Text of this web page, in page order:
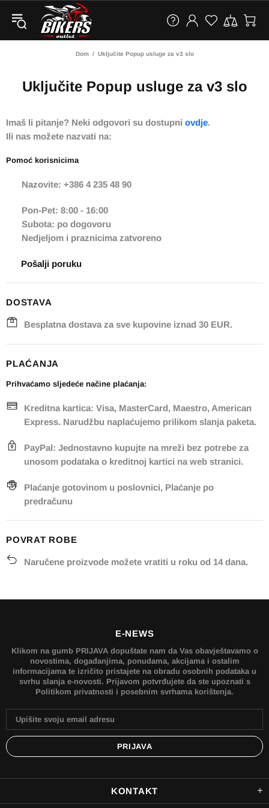
Dom Uključite Popup usluge za v3 slo
Uključite Popup usluge za v3 slo
Imaš li pitanje? Neki odgovori su dostupni ovdje.
Ili nas možete nazvati na:
Pomoć korisnicima
Nazovite: +386 4 235 48 90
Pon-Pet: 8:00 - 16:00
Subota: po dogovoru
Nedjeljom i praznicima zatvoreno
Pošalji poruku
DOSTAVA
Besplatna dostava za sve kupovine iznad 30 EUR.
PLAĆANJA
Prihvaćamo sljedeće načine plaćanja:
Kreditna kartica: Visa, MasterCard, Maestro, American
Express. Narudžbu naplaćujemo prilikom slanja paketa.
PayPal: Jednostavno kupujte na mreži bez potrebe za
unosom podataka o kreditnoj kartici na web stranici.
Plaćanje gotovinom u poslovnici, Plaćanje po
predračunu
POVRAT ROBE
Naručene proizvode možete vratiti u roku od 14 dana.
E-NEWS
Klikom na gumb PRIJAVA dopuštate nam da Vas obavještavamo o
novostima, događanjima, ponudama, akcijama i ostalim
informacijama te izričito pristajete na obradu osobnih podataka u
svrhu slanja e-novosti. Prijavom potvrđujete da ste upoznati s
Politikom privatnosti i posebnim svrhama korištenja.
KONTAKT